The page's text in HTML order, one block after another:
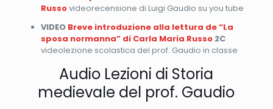
Russovideorecensione di Luigi Gaudio su you tube
VIDEO Breve introduzione alla lettura de “La
sposa normanna” di Carla Maria Russo2C
videolezione scolastica del prof. Gaudio in classe
Audio Lezioni di Storia
medievale del prof. Gaudio